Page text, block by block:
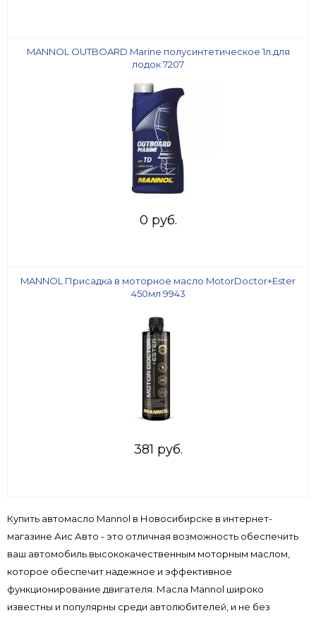
MANNOL OUTBOARD Marine полусинтетическое 1л.для
лодок 7207
0 руб.
MANNOL Присадка в моторное масло MotorDoctor+Ester
450мл 9943
381 руб.
Купить автомасло Mannol в Новосибирске в интернет-
магазине Аис Авто - это отличная возможность обеспечить
ваш автомобиль высококачественным моторным маслом,
которое обеспечит надежное и эффективное
функционирование двигателя. Масла Mannol широко
известны и популярны среди автолюбителей, и не без